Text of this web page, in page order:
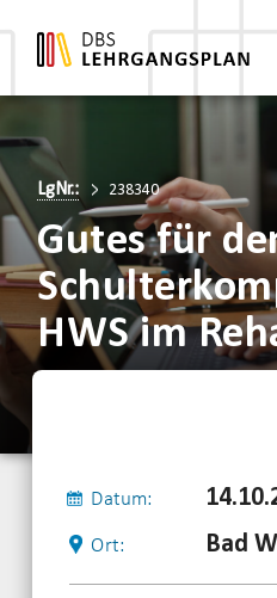
LgNr.: 238340
Gutes für
HWS im
Datum:
Ort: Bad